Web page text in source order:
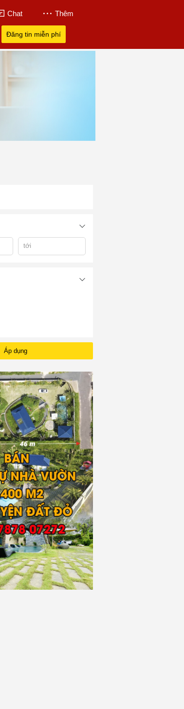
Chat Thêm
Đăng tin miễn phí
tới
Áp dụng